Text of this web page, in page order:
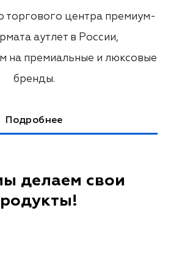
торгового центра премиум-
аутлет в России,
на премиальные и люксовые
бренды.
Подробнее
делаем свои